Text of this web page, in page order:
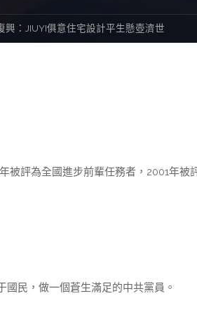
興：JIUYI俱意住宅設計平生懸壺濟世
評為全國進步前輩任務者，2001年被
民，做一個蒼生滿足的中共黨員。